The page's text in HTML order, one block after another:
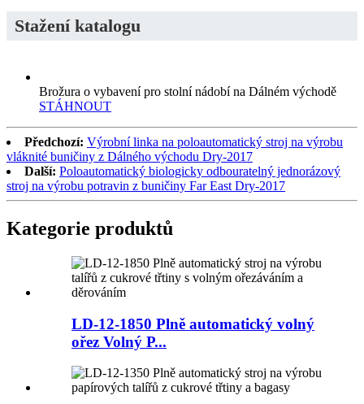
Stažení katalogu
Brožura o vybavení pro stolní nádobí na Dálném východě
STÁHNOUT
Předchozí: Výrobní linka na poloautomatický stroj na výrobu
vláknité buničiny z Dálného východu Dry-2017
Další: Poloautomatický biologicky odbouratelný jednorázový
stroj na výrobu potravin z buničiny Far East Dry-2017
Kategorie produktů
LD-12-1850 Plně automatický volný
ořez Volný P...